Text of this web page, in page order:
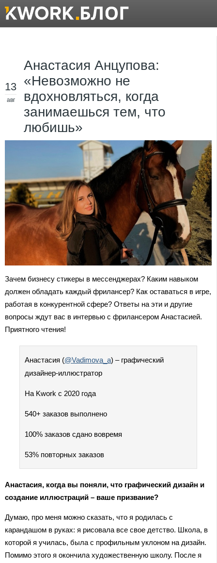
13
авг
Анастасия Анцупова:
«Невозможно не
вдохновляться, когда
занимаешься тем, что
любишь»
Зачем бизнесу стикеры в мессенджерах? Каким навыком
должен обладать каждый фрилансер? Как оставаться в игре,
работая в конкурентной сфере? Ответы на эти и другие
вопросы ждут вас в интервью с фрилансером Анастасией.
Приятного чтения!
Анастасия (@Vadimova_a) – графический
дизайнер-иллюстратор
На Kwork с 2020 года
540+ заказов выполнено
100% заказов сдано вовремя
53% повторных заказов
Анастасия, когда вы поняли, что графический дизайн и
создание иллюстраций – ваше призвание?
Думаю, про меня можно сказать, что я родилась с
карандашом в руках: я рисовала все свое детство. Школа, в
которой я училась, была с профильным уклоном на дизайн.
Помимо этого я окончила художественную школу. После я